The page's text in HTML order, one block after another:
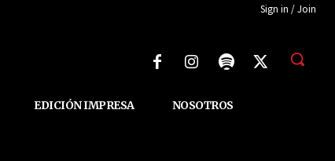
Sign in / Join
EDICIÓN IMPRESA NOSOTROS